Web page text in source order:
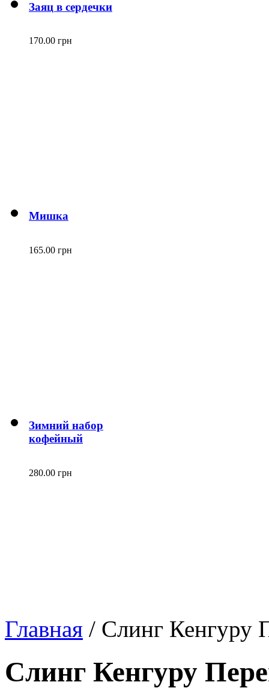
Заяц в сердечки
170.00 грн
Мишка
165.00 грн
Зимний набор
кофейный
280.00 грн
Главная / Слинг Кенгуру
Слинг Кенгуру